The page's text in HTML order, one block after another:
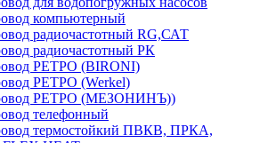
компьютерный
радиочастотный RG,САТ
радиочастотный РК
РЕТРО (BIRONI)
РЕТРО (Werkel)
РЕТРО (МЕЗОНИНЪ))
телефонный
термостойкий ПВКВ, ПРКА,